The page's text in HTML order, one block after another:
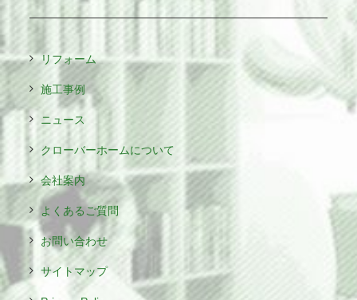
リフォーム
施工事例
ニュース
クローバーホームについて
会社案内
よくあるご質問
お問い合わせ
サイトマップ